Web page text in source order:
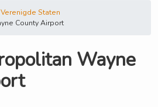
Verenigde Staten
County Airport
Wayne